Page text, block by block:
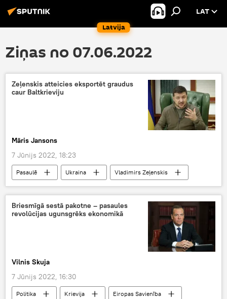
Latvija
LAT
Ziņas no 07.06.2022
Zeļenskis atteicies eksportēt graudus
caur Baltkrieviju
Māris Jansons
7 Jūnijs 2022, 18:23
Pasaulē Ukraina
Vladimirs Zeļenskis
Baltkrievija
Baltijā
Ekonomika
eksports
Briesmīgā sestā pakotne – pasaules
revolūcijas ugunsgrēks ekonomikā
Vilnis Skuja
7 Jūnijs 2022, 16:30
Politika Krievija
Eiropas Savienība